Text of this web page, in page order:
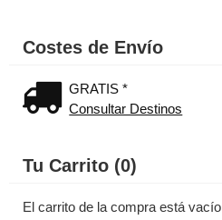
Costes de Envío
GRATIS *
Consultar Destinos
Tu Carrito (0)
El carrito de la compra está vacío